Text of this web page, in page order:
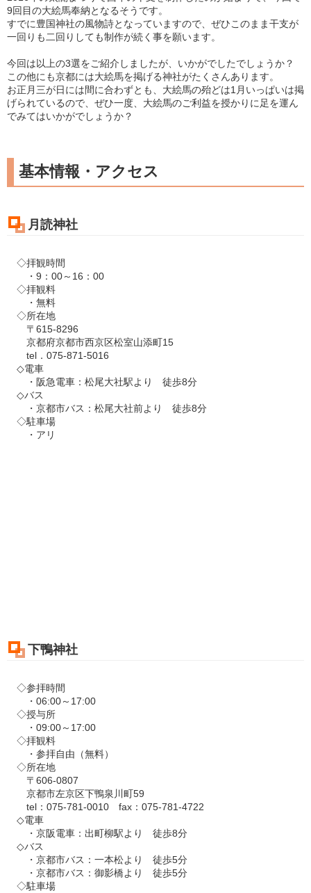
9回目の大絵馬奉納となるそうです。
すでに豊国神社の風物詩となっていますので、ぜひこのまま干支が
一回りも二回りしても制作が続く事を願います。
今回は以上の3選をご紹介しましたが、いかがでしたでしょうか？
この他にも京都には大絵馬を掲げる神社がたくさんあります。
お正月三が日には間に合わずとも、大絵馬の殆どは1月いっぱいは掲
げられているので、ぜひ一度、大絵馬のご利益を授かりに足を運ん
でみてはいかがでしょうか？
基本情報・アクセス
月読神社
◇拝観時間
・9：00～16：00
◇拝観料
・無料
◇所在地
〒615-8296
京都府京都市西京区松室山添町15
tel．075-871-5016
◇電車
・阪急電車：松尾大社駅より 徒歩8分
◇バス
・京都市バス：松尾大社前より 徒歩8分
◇駐車場
・アリ
下鴨神社
◇参拝時間
・06:00～17:00
◇授与所
・09:00～17:00
◇拝観料
・参拝自由（無料）
◇所在地
〒606-0807
京都市左京区下鴨泉川町59
tel：075-781-0010 fax：075-781-4722
◇電車
・京阪電車：出町柳駅より 徒歩8分
◇バス
・京都市バス：一本松より 徒歩5分
・京都市バス：御影橋より 徒歩5分
◇駐車場